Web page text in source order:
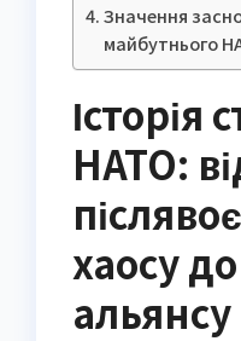
Значення
майбутнього
Історія
НАТО:
хаосу
альянсу